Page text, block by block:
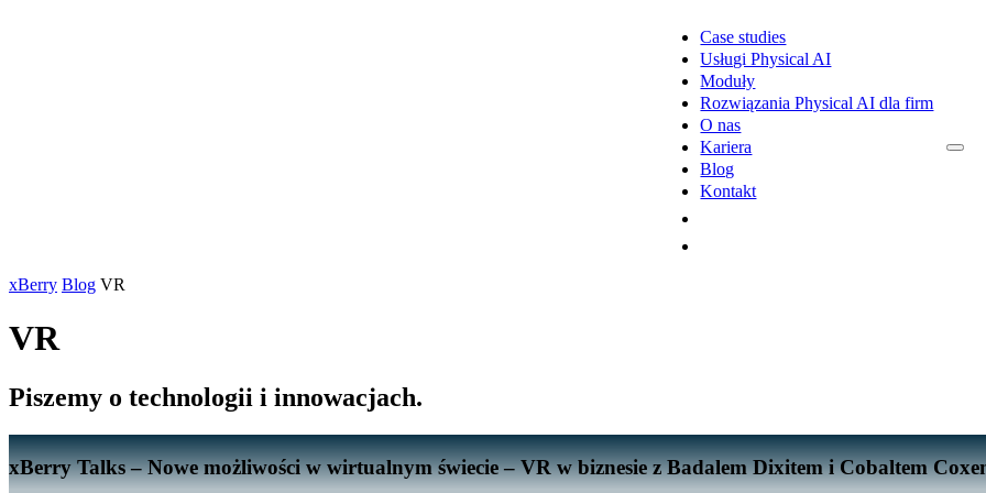
Case studies
Usługi Physical AI
Moduły
Rozwiązania Physical AI dla firm
O nas
Kariera
Blog
Kontakt
xBerry Blog VR
VR
Piszemy o technologii i innowacjach.
xBerry Talks – Nowe możliwości w wirtualnym świecie – VR w biznesie z Badalem Dixitem i Cobaltem